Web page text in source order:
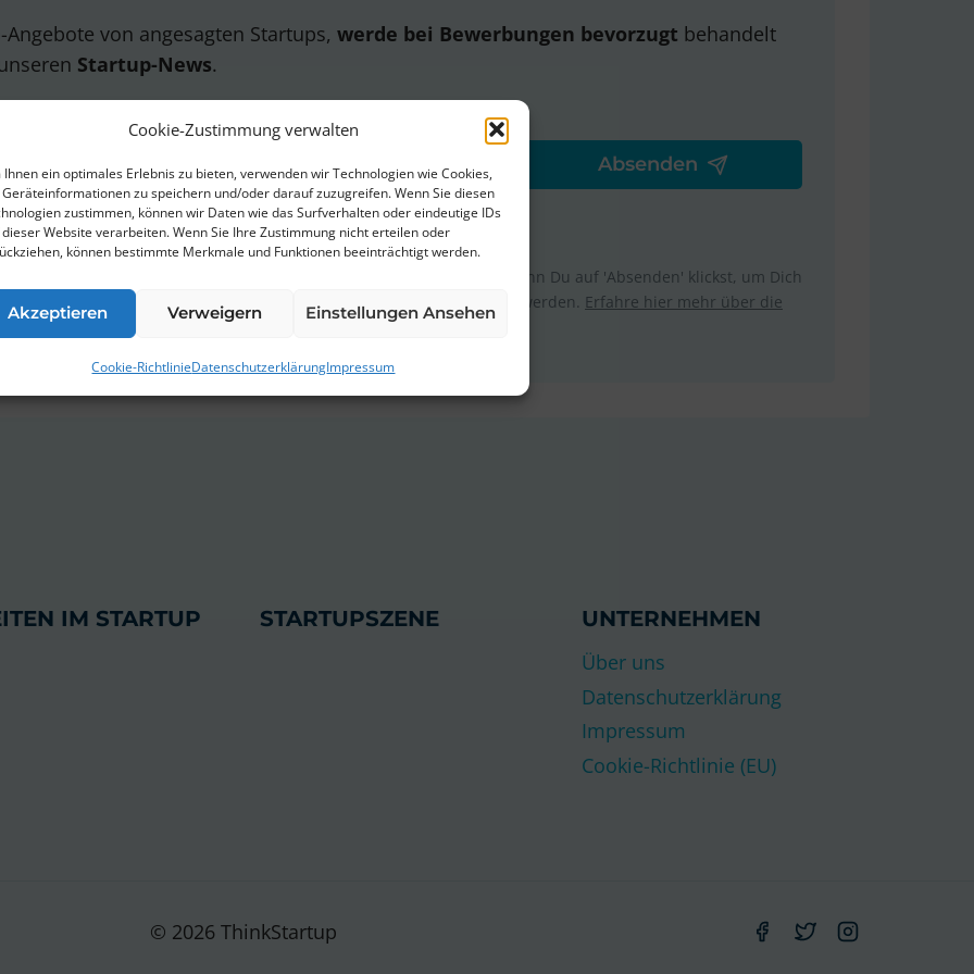
Cookie-Zustimmung verwalten
Ihnen ein optimales Erlebnis zu bieten, verwenden wir Technologien wie Cookies,
Geräteinformationen zu speichern und/oder darauf zuzugreifen. Wenn Sie diesen
zustimmen, können wir Daten wie das Surfverhalten oder eindeutige IDs
Website verarbeiten. Wenn Sie Ihre Zustimmung nicht erteilen oder
können bestimmte Merkmale und Funktionen beeinträchtigt werden.
Akzeptieren Verweigern Einstellungen Ansehen
Cookie-RichtlinieDatenschutzerklärungImpressum
von angesagten Startups, werde bei Bewerbungen bevorzugt behandelt
Startup-News.
von ThinkStartup zu.
Wir verwenden Mailchimp als unsere Marketingplattform. Wenn Du auf 'Absenden' klickst, um Dich
dass deine Daten zur Verarbeitung an MailChimp übermittelt werden.
Erfahre hier mehr über die
Infos findest Du in unsererDatenschutzerklärung .
IM STARTUP STARTUPSZENE
UNTERNEHMEN
Über uns
Datenschutzerklärung
Impressum
Cookie-Richtlinie (EU)
© 2026 ThinkStartup